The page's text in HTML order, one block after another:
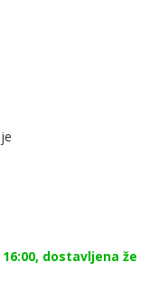
dostavljena že